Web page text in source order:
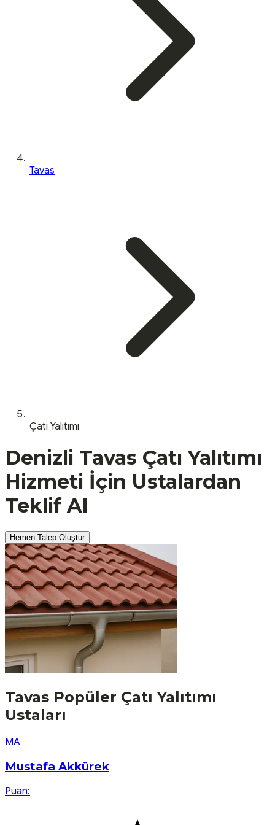
Tavas
Çatı Yalıtımı
Denizli Tavas Çatı Yalıtımı
Hizmeti İçin Ustalardan
Teklif Al
Hemen Talep Oluştur
Tavas Popüler Çatı Yalıtımı
Ustaları
MA
Mustafa Akkürek
Puan: